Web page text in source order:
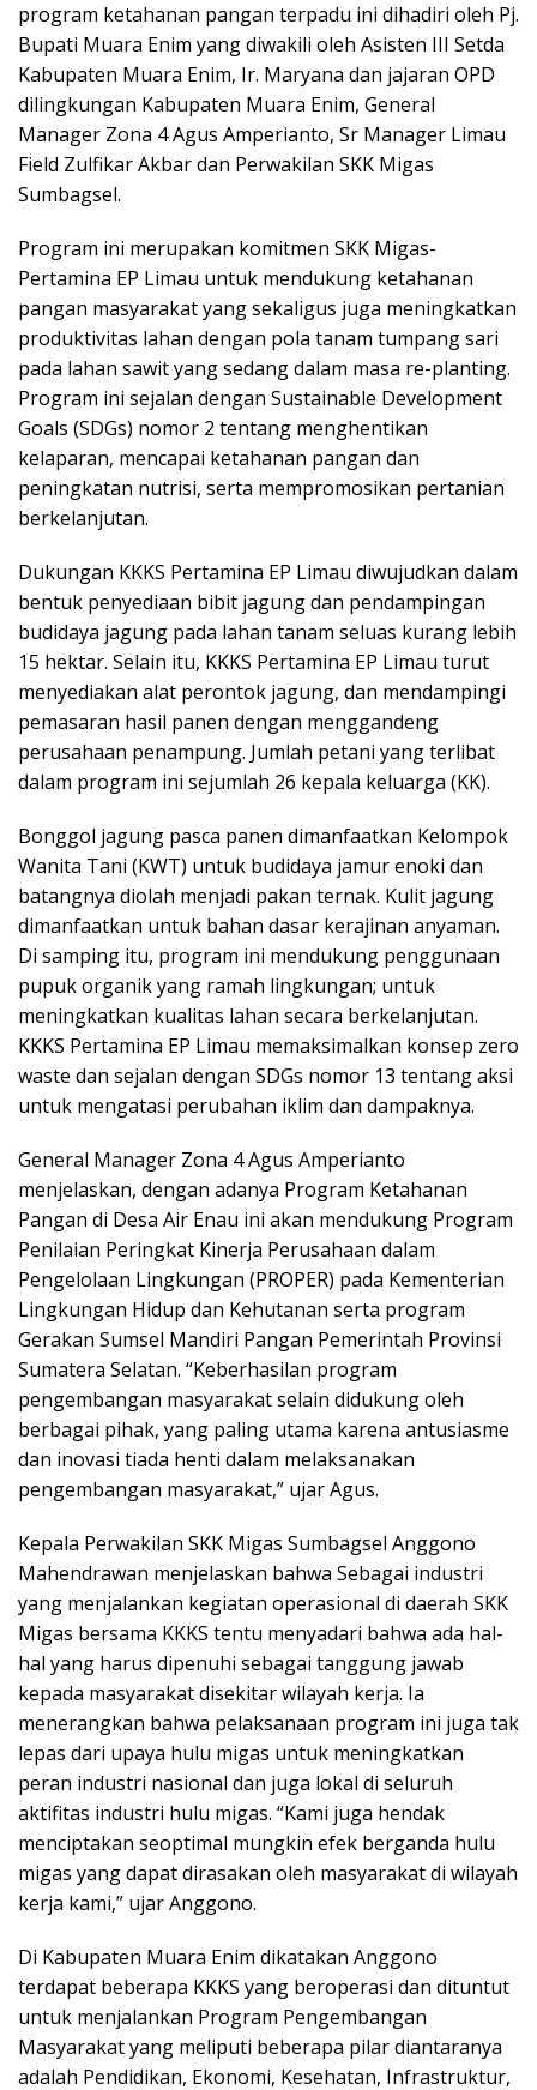
program ketahanan pangan terpadu ini dihadiri oleh Pj.
Bupati Muara Enim yang diwakili oleh Asisten III Setda
Kabupaten Muara Enim, Ir. Maryana dan jajaran OPD
dilingkungan Kabupaten Muara Enim, General
Manager Zona 4 Agus Amperianto, Sr Manager Limau
Field Zulfikar Akbar dan Perwakilan SKK Migas
Sumbagsel.
Program ini merupakan komitmen SKK Migas-
Pertamina EP Limau untuk mendukung ketahanan
pangan masyarakat yang sekaligus juga meningkatkan
produktivitas lahan dengan pola tanam tumpang sari
pada lahan sawit yang sedang dalam masa re-planting.
Program ini sejalan dengan Sustainable Development
Goals (SDGs) nomor 2 tentang menghentikan
kelaparan, mencapai ketahanan pangan dan
peningkatan nutrisi, serta mempromosikan pertanian
berkelanjutan.
Dukungan KKKS Pertamina EP Limau diwujudkan dalam
bentuk penyediaan bibit jagung dan pendampingan
budidaya jagung pada lahan tanam seluas kurang lebih
15 hektar. Selain itu, KKKS Pertamina EP Limau turut
menyediakan alat perontok jagung, dan mendampingi
pemasaran hasil panen dengan menggandeng
perusahaan penampung. Jumlah petani yang terlibat
dalam program ini sejumlah 26 kepala keluarga (KK).
Bonggol jagung pasca panen dimanfaatkan Kelompok
Wanita Tani (KWT) untuk budidaya jamur enoki dan
batangnya diolah menjadi pakan ternak. Kulit jagung
dimanfaatkan untuk bahan dasar kerajinan anyaman.
Di samping itu, program ini mendukung penggunaan
pupuk organik yang ramah lingkungan; untuk
meningkatkan kualitas lahan secara berkelanjutan.
KKKS Pertamina EP Limau memaksimalkan konsep zero
waste dan sejalan dengan SDGs nomor 13 tentang aksi
untuk mengatasi perubahan iklim dan dampaknya.
General Manager Zona 4 Agus Amperianto
menjelaskan, dengan adanya Program Ketahanan
Pangan di Desa Air Enau ini akan mendukung Program
Penilaian Peringkat Kinerja Perusahaan dalam
Pengelolaan Lingkungan (PROPER) pada Kementerian
Lingkungan Hidup dan Kehutanan serta program
Gerakan Sumsel Mandiri Pangan Pemerintah Provinsi
Sumatera Selatan. “Keberhasilan program
pengembangan masyarakat selain didukung oleh
berbagai pihak, yang paling utama karena antusiasme
dan inovasi tiada henti dalam melaksanakan
pengembangan masyarakat,” ujar Agus.
Kepala Perwakilan SKK Migas Sumbagsel Anggono
Mahendrawan menjelaskan bahwa Sebagai industri
yang menjalankan kegiatan operasional di daerah SKK
Migas bersama KKKS tentu menyadari bahwa ada hal-
hal yang harus dipenuhi sebagai tanggung jawab
kepada masyarakat disekitar wilayah kerja. Ia
menerangkan bahwa pelaksanaan program ini juga tak
lepas dari upaya hulu migas untuk meningkatkan
peran industri nasional dan juga lokal di seluruh
aktifitas industri hulu migas. “Kami juga hendak
menciptakan seoptimal mungkin efek berganda hulu
migas yang dapat dirasakan oleh masyarakat di wilayah
kerja kami,” ujar Anggono.
Di Kabupaten Muara Enim dikatakan Anggono
terdapat beberapa KKKS yang beroperasi dan dituntut
untuk menjalankan Program Pengembangan
Masyarakat yang meliputi beberapa pilar diantaranya
adalah Pendidikan, Ekonomi, Kesehatan, Infrastruktur,